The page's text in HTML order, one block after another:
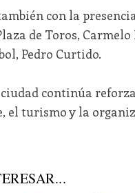
con la
de Toros,
Pedro Curtido.
ciudad continúa
el turismo y la